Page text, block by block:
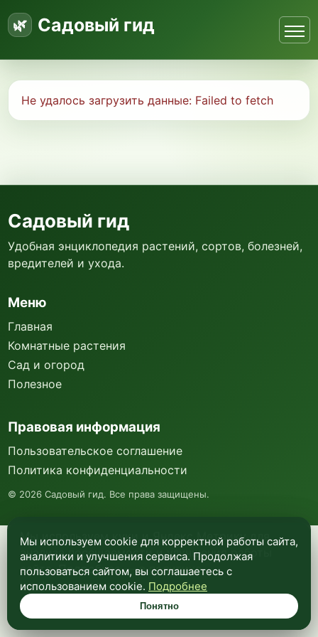
Садовый гид
Не удалось загрузить данные: Failed to fetch
Мы используем куки и Яндекс Метрику для
анализа посещаемости и улучшения работы
сайта. Подробнее —в политике
конфиденциальности.
Понятно
Садовый гид
Удобная энциклопедия растений, сортов, болезней,
вредителей и ухода.
Меню
Главная
Комнатные растения
Сад и огород
Полезное
Правовая информация
Пользовательское соглашение
Политика конфиденциальности
© 2026 Садовый гид. Все права защищены.
Мы используем cookie для корректной работы сайта,
аналитики и улучшения сервиса. Продолжая
пользоваться сайтом, вы соглашаетесь с
использованием cookie. Подробнее
Понятно